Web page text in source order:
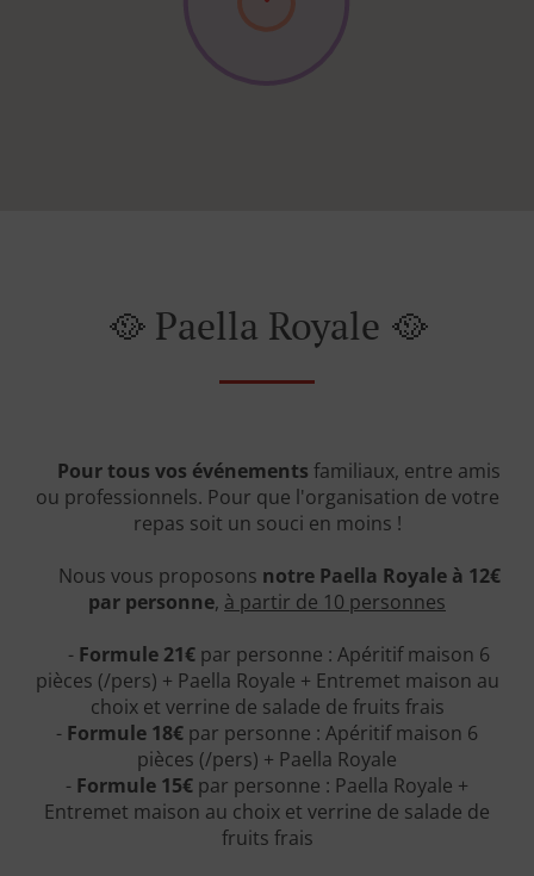
🥘 Paella Royale 🥘
Pour tous vos événements familiaux, entre amis
ou professionnels. Pour que l'organisation de votre
repas soit un souci en moins !
Nous vous proposons notre Paella Royale à 12€
par personne, à partir de 10 personnes
- Formule 21€ par personne : Apéritif maison 6
pièces (/pers) + Paella Royale + Entremet maison au
choix et verrine de salade de fruits frais
- Formule 18€ par personne : Apéritif maison 6
pièces (/pers) + Paella Royale
- Formule 15€ par personne : Paella Royale +
Entremet maison au choix et verrine de salade de
fruits frais